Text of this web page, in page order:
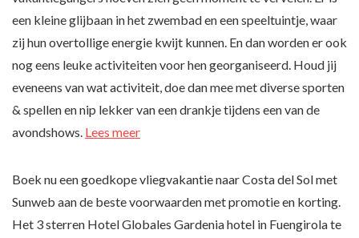
een kleine glijbaan in het zwembad en een speeltuintje, waar
zij hun overtollige energie kwijt kunnen. En dan worden er ook
nog eens leuke activiteiten voor hen georganiseerd. Houd jij
eveneens van wat activiteit, doe dan mee met diverse sporten
& spellen en nip lekker van een drankje tijdens een van de
avondshows. Lees meer
Boek nu een goedkope vliegvakantie naar Costa del Sol met
Sunweb aan de beste voorwaarden met promotie en korting.
Het 3 sterren Hotel Globales Gardenia hotel in Fuengirola te